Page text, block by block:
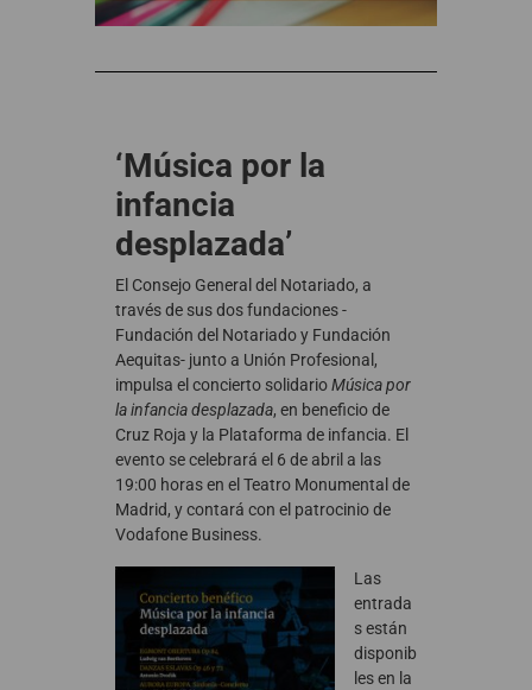
‘Música por la
infancia
desplazada’
El Consejo General del Notariado, a
través de sus dos fundaciones -
Fundación del Notariado y Fundación
Aequitas- junto a Unión Profesional,
impulsa el concierto solidarioMúsica por
la infancia desplazada, en beneficio de
Cruz Roja y la Plataforma de infancia. El
evento se celebrará el 6 de abril a las
19:00 horas en el Teatro Monumental de
Madrid, y contará con el patrocinio de
Vodafone Business.
Las
entrada
s están
disponib
les en la